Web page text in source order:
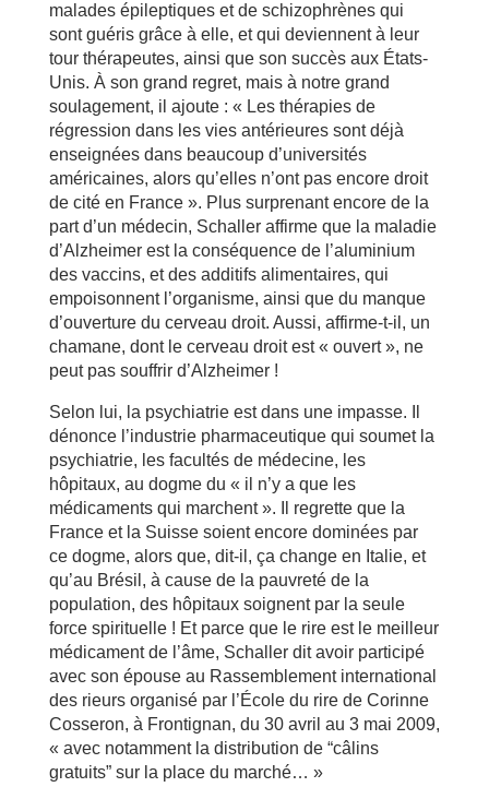
malades épileptiques et de schizophrènes qui
sont guéris grâce à elle, et qui deviennent à leur
tour thérapeutes, ainsi que son succès aux États-
Unis. À son grand regret, mais à notre grand
soulagement, il ajoute : « Les thérapies de
régression dans les vies antérieures sont déjà
enseignées dans beaucoup d’universités
américaines, alors qu’elles n’ont pas encore droit
de cité en France ». Plus surprenant encore de la
part d’un médecin, Schaller affirme que la maladie
d’Alzheimer est la conséquence de l’aluminium
des vaccins, et des additifs alimentaires, qui
empoisonnent l’organisme, ainsi que du manque
d’ouverture du cerveau droit. Aussi, affirme-t-il, un
chamane, dont le cerveau droit est « ouvert », ne
peut pas souffrir d’Alzheimer !
Selon lui, la psychiatrie est dans une impasse. Il
dénonce l’industrie pharmaceutique qui soumet la
psychiatrie, les facultés de médecine, les
hôpitaux, au dogme du « il n’y a que les
médicaments qui marchent ». Il regrette que la
France et la Suisse soient encore dominées par
ce dogme, alors que, dit-il, ça change en Italie, et
qu’au Brésil, à cause de la pauvreté de la
population, des hôpitaux soignent par la seule
force spirituelle ! Et parce que le rire est le meilleur
médicament de l’âme, Schaller dit avoir participé
avec son épouse au Rassemblement international
des rieurs organisé par l’École du rire de Corinne
Cosseron, à Frontignan, du 30 avril au 3 mai 2009,
« avec notamment la distribution de “câlins
gratuits” sur la place du marché… »